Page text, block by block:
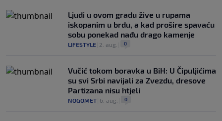
Ljudi u ovom gradu žive u rupama
iskopanim u brdu, a kad prošire spavaću
sobu ponekad nađu drago kamenje
LIFESTYLE 2. aug. 0
Vučić tokom boravka u BiH: U Čipuljićima
su svi Srbi navijali za Zvezdu, dresove
Partizana nisu htjeli
NOGOMET 6. aug. 0